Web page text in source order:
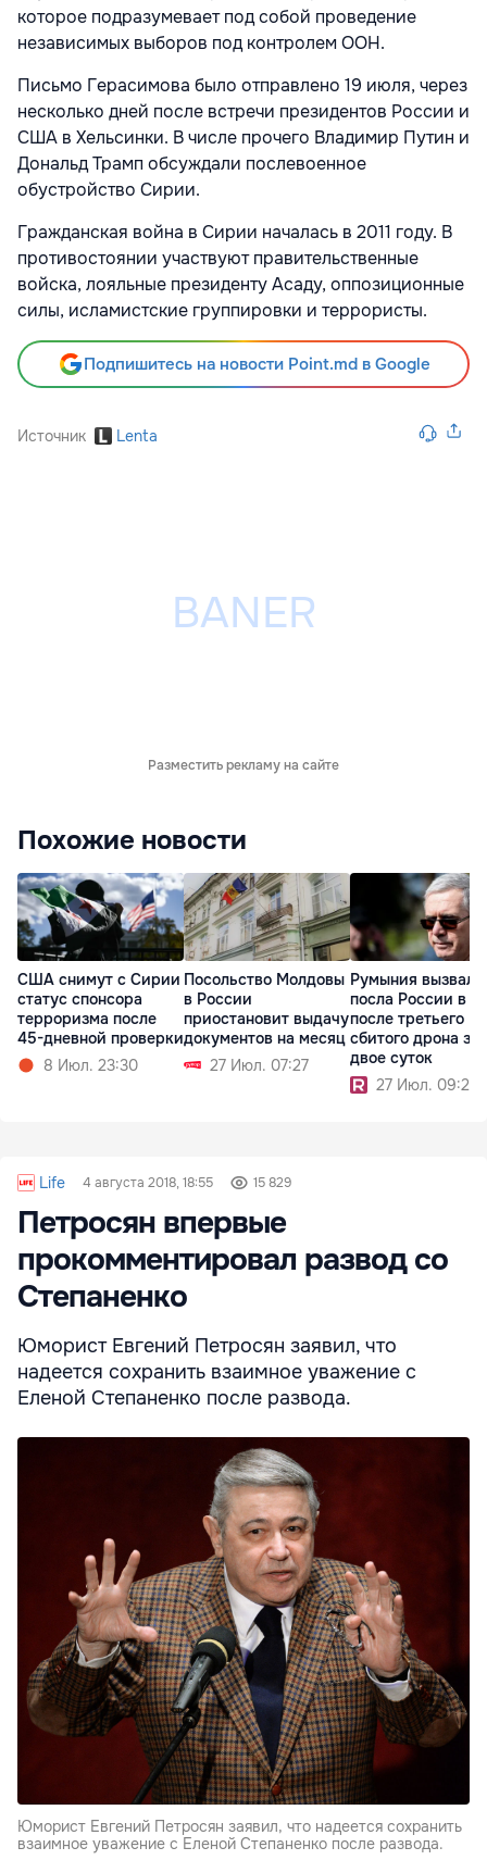
которое подразумевает под собой проведение
независимых выборов под контролем ООН.
Письмо Герасимова было отправлено 19 июля, через
несколько дней после встречи президентов России и
США в Хельсинки. В числе прочего Владимир Путин и
Дональд Трамп обсуждали послевоенное
обустройство Сирии.
Гражданская война в Сирии началась в 2011 году. В
противостоянии участвуют правительственные
войска, лояльные президенту Асаду, оппозиционные
силы, исламистские группировки и террористы.
Подпишитесь на новости Point.md в Google
Источник Lenta
Разместить рекламу на сайте
Похожие новости
США снимут с Сирии
статус спонсора
терроризма после
45-дневной проверки
8 Июл. 23:30
Посольство Молдовы
в России
приостановит выдачу
документов на месяц
27 Июл. 07:27
Румыния вызвала
посла России в
после третьего
сбитого дрона за
двое суток
27 Июл. 09:24
Life 4 августа 2018, 18:55 15 829
Петросян впервые
прокомментировал развод со
Степаненко
Юморист Евгений Петросян заявил, что
надеется сохранить взаимное уважение с
Еленой Степаненко после развода.
Юморист Евгений Петросян заявил, что надеется сохранить
взаимное уважение с Еленой Степаненко после развода.